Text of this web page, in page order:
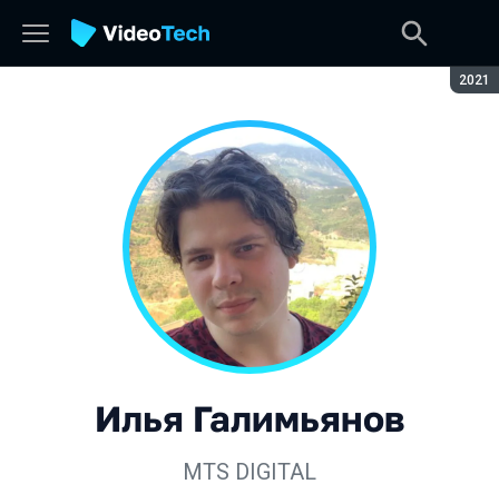
2021
Илья Галимьянов
MTS DIGITAL